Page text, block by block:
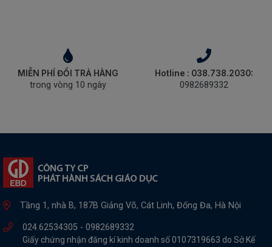
MIỄN PHÍ ĐỔI TRẢ HÀNG
trong vòng 10 ngày
Hotline : 038.738.2030:
0982689332
Tầng 1, nhà B, 187B Giảng Võ, Cát Linh, Đống Đa, Hà Nội
024.62534305 - 0982689332
Giấy chứng nhận đăng kí kinh doanh số 0107319663 do Sở Kế